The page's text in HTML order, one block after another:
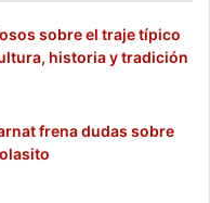
sobre el traje típico
historia y tradición
frena dudas sobre